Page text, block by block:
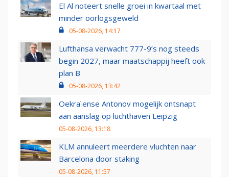
El Al noteert snelle groei in kwartaal met
minder oorlogsgeweld
05-08-2026, 14:17
Lufthansa verwacht 777-9’s nog steeds
begin 2027, maar maatschappij heeft ook
plan B
05-08-2026, 13:42
Oekraïense Antonov mogelijk ontsnapt
aan aanslag op luchthaven Leipzig
05-08-2026, 13:18
KLM annuleert meerdere vluchten naar
Barcelona door staking
05-08-2026, 11:57